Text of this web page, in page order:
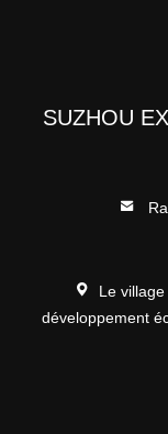
SUZHOU
Le
développement